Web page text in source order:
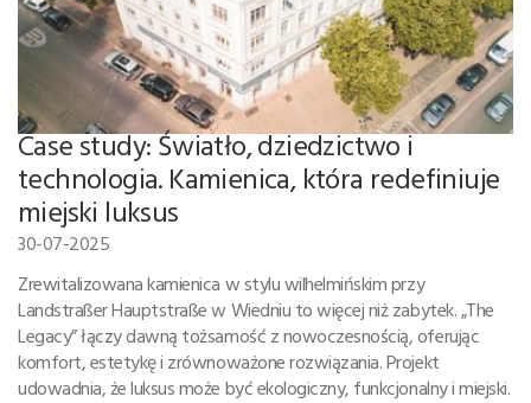
Case study: Światło, dziedzictwo i
technologia. Kamienica, która redefiniuje
miejski luksus
30-07-2025
Zrewitalizowana kamienica w stylu wilhelmińskim przy
Landstraßer Hauptstraße w Wiedniu to więcej niż zabytek. „The
Legacy” łączy dawną tożsamość z nowoczesnością, oferując
komfort, estetykę i zrównoważone rozwiązania. Projekt
udowadnia, że luksus może być ekologiczny, funkcjonalny i miejski.